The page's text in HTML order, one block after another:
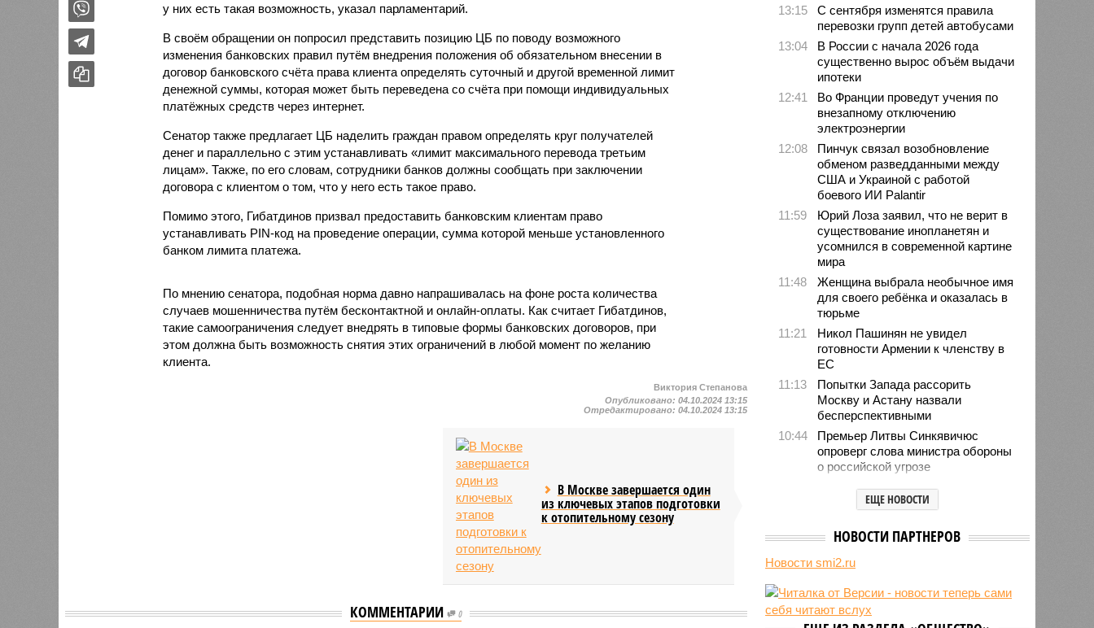
у них есть такая возможность, указал парламентарий.
В своём обращении он попросил представить позицию ЦБ по поводу возможного
изменения банковских правил путём внедрения положения об обязательном внесении в
договор банковского счёта права клиента определять суточный и другой временной лимит
денежной суммы, которая может быть переведена со счёта при помощи индивидуальных
платёжных средств через интернет.
Сенатор также предлагает ЦБ наделить граждан правом определять круг получателей
денег и параллельно с этим устанавливать «лимит максимального перевода третьим
лицам». Также, по его словам, сотрудники банков должны сообщать при заключении
договора с клиентом о том, что у него есть такое право.
Помимо этого, Гибатдинов призвал предоставить банковским клиентам право
устанавливать PIN-код на проведение операции, сумма которой меньше установленного
банком лимита платежа.
По мнению сенатора, подобная норма давно напрашивалась на фоне роста количества
случаев мошенничества путём бесконтактной и онлайн-оплаты. Как считает Гибатдинов,
такие самоограничения следует внедрять в типовые формы банковских договоров, при
этом должна быть возможность снятия этих ограничений в любой момент по желанию
клиента.
Виктория Степанова
Опубликовано:04.10.2024 13:15
Отредактировано:04.10.2024 13:15
В Москве завершается один
из ключевых этапов подготовки
к отопительному сезону
КОММЕНТАРИИ 0
13:15
С сентября изменятся правила
перевозки групп детей автобусами
13:04
В России с начала 2026 года
существенно вырос объём выдачи
ипотеки
12:41
Во Франции проведут учения по
внезапному отключению
электроэнергии
12:08
Пинчук связал возобновление
обменом разведданными между
США и Украиной с работой
боевого ИИ Palantir
11:59
Юрий Лоза заявил, что не верит в
существование инопланетян и
усомнился в современной картине
мира
11:48
Женщина выбрала необычное имя
для своего ребёнка и оказалась в
тюрьме
11:21
Никол Пашинян не увидел
готовности Армении к членству в
ЕС
11:13
Попытки Запада рассорить
Москву и Астану назвали
бесперспективными
10:44
Премьер Литвы Синкявичюс
опроверг слова министра обороны
о российской угрозе
Украинскому кандидату в конгресс
США запретили приходить на
10:33
Аргентина и Мексика поддержали
попыткой продать долю ЧМ
10:28
Крупнейшие финансовые
компании США на Уолл-стрит
подверглись массированной
ЕЩЕ НОВОСТИ
НОВОСТИ ПАРТНЕРОВ
Новости smi2.ru